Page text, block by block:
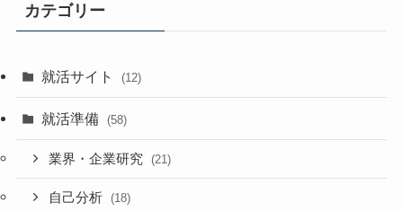
カテゴリー
就活サイト (12)
就活準備 (58)
業界・企業研究 (21)
自己分析 (18)